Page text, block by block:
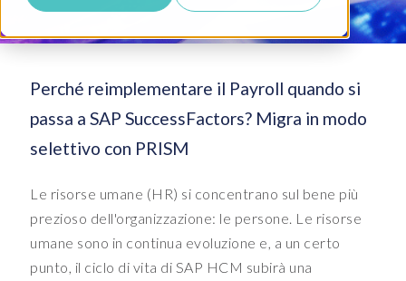
Perché reimplementare il Payroll quando si
passa a SAP SuccessFactors? Migra in modo
selettivo con PRISM
Le risorse umane (HR) si concentrano sul bene più
prezioso dell'organizzazione: le persone. Le risorse
umane sono in continua evoluzione e, a un certo
punto, il ciclo di vita di SAP HCM subirà una